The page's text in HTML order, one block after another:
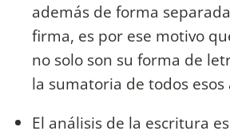
además de forma
firma, es por ese motivo
no solo son su forma de
la sumatoria de todos esos
El análisis de la escritura